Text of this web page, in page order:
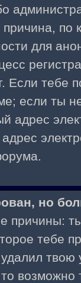
причина,
для
Если тебе
если ты
адрес
но
причины:
тебе
твою